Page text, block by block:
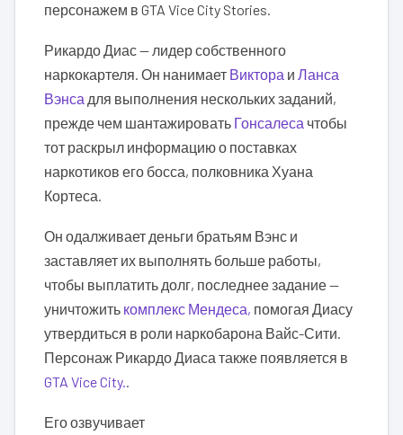
персонажем в GTA Vice City Stories.
Рикардо Диас — лидер собственного
наркокартеля. Он нанимает Виктора и Ланса
Вэнса для выполнения нескольких заданий,
прежде чем шантажировать Гонсалеса чтобы
тот раскрыл информацию о поставках
наркотиков его босса, полковника Хуана
Кортеса.
Он одалживает деньги братьям Вэнс и
заставляет их выполнять больше работы,
чтобы выплатить долг, последнее задание —
уничтожить комплекс Мендеса, помогая Диасу
утвердиться в роли наркобарона Вайс-Сити.
Персонаж Рикардо Диаса также появляется в
GTA Vice City..
Его озвучивает